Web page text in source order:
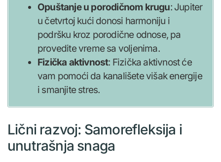
Opuštanje u porodičnom krugu: Jupiter
u četvrtoj kući donosi harmoniju i
podršku kroz porodične odnose, pa
provedite vreme sa voljenima.
Fizička aktivnost: Fizička aktivnost će
vam pomoći da kanališete višak energije
i smanjite stres.
Lični razvoj: Samorefleksija i
unutrašnja snaga